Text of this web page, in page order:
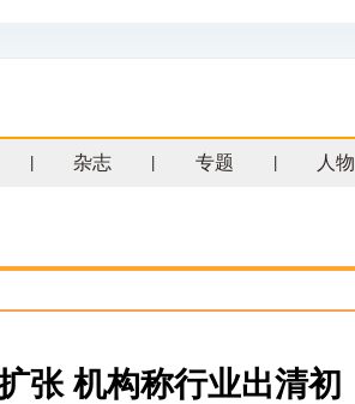
杂志 专题 人物
张 机构称行业出清初